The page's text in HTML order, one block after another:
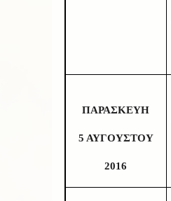
ΠΑΡΑΣΚΕΥΗ
5 ΑΥΓΟΥΣΤΟΥ
2016